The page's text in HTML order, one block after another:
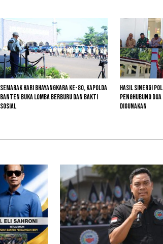
Semarak Hari Bhayangkara ke-80, Kapolda
Banten Buka Lomba Berburu dan Bakti
Sosial
Hasil Sinergi
Penghubung
Digunakan